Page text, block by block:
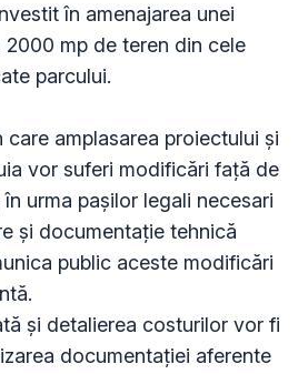
în amenajarea unei
2000 mp de teren din cele
parcului.
amplasarea proiectului și
vor suferi modificări față de
urma pașilor legali necesari
și documentație tehnică
public aceste modificări
și detalierea costurilor vor fi
documentației aferente